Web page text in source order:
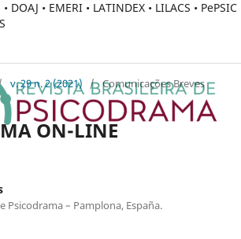
DOAJ • EMERI • LATINDEX • LILACS • PePSIC
v. 29 n. 2 (2021) / Comunicações Breves
ON-LINE
Psicodrama – Pamplona, España.